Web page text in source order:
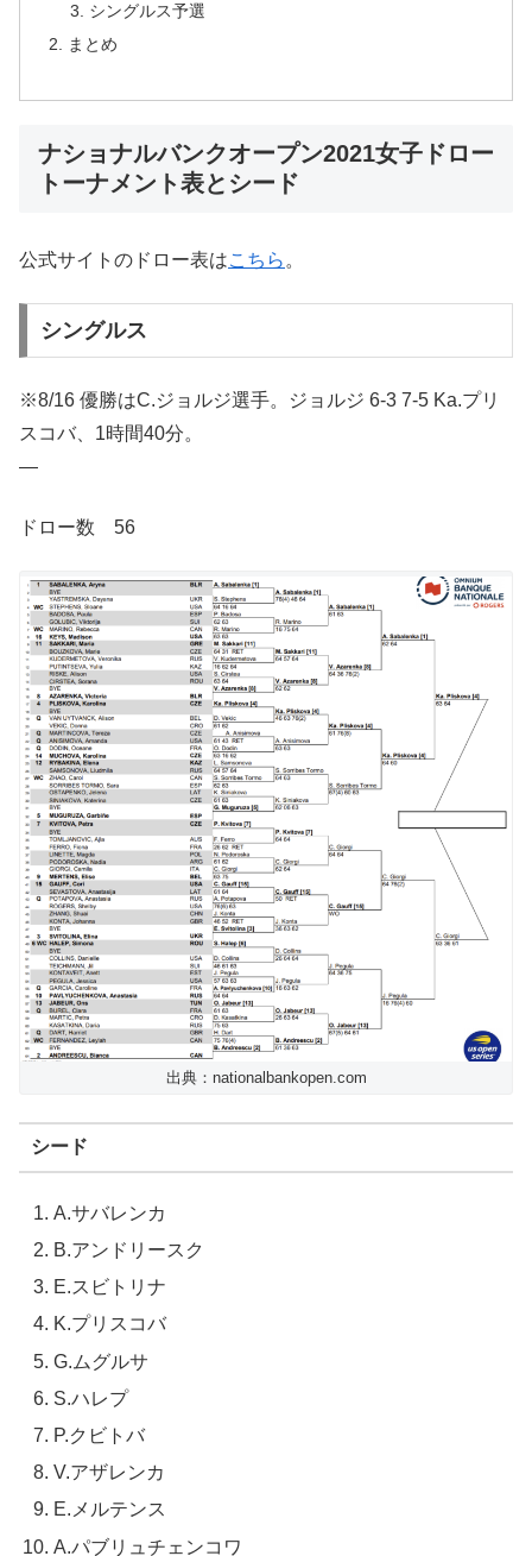
シングルス予選
まとめ
ナショナルバンクオープン2021女子ドロー
トーナメント表とシード
公式サイトのドロー表はこちら 。
シングルス
※8/16 優勝はC.ジョルジ選手。ジョルジ 6-3 7-5 Ka.プリ
スコバ、1時間40分。
—
ドロー数 56
出典：nationalbankopen.com
シード
A.サバレンカ
B.アンドリースク
E.スビトリナ
K.プリスコバ
G.ムグルサ
S.ハレプ
P.クビトバ
V.アザレンカ
E.メルテンス
A.パブリュチェンコワ